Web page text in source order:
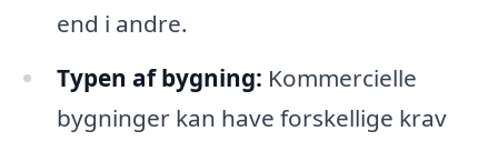
end i andre.
Typen af bygning: Kommercielle
bygninger kan have forskellige krav